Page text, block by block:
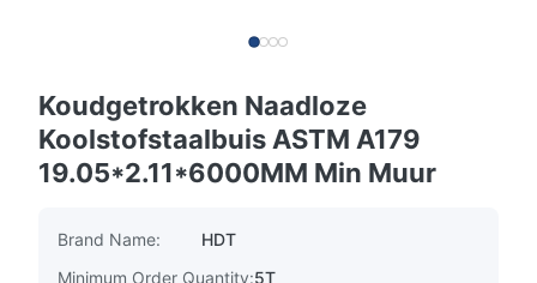
Koudgetrokken Naadloze
Koolstofstaalbuis ASTM A179
19.05*2.11*6000MM Min Muur
Brand Name:
HDT
Minimum Order Quantity:5T